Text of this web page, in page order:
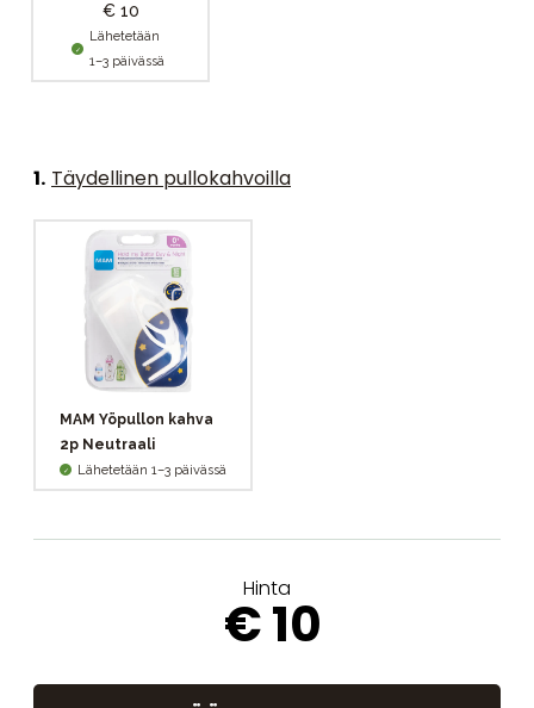
€ 10
Lähetetään
1–3 päivässä
1. Täydellinen pullokahvoilla
MAM Yöpullon kahva
2p Neutraali
Lähetetään 1–3 päivässä
Hinta
€ 10